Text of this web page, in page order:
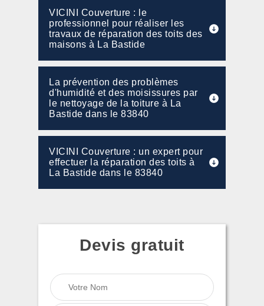
VICINI Couverture : le
professionnel pour réaliser les
travaux de réparation des toits des
maisons à La Bastide
La prévention des problèmes
d'humidité et des moisissures par
le nettoyage de la toiture à La
Bastide dans le 83840
VICINI Couverture : un expert pour
effectuer la réparation des toits à
La Bastide dans le 83840
Devis gratuit